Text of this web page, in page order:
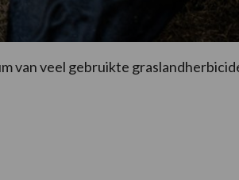
van veel gebruikte